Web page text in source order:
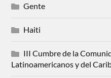
Gente
Haiti
III Cumbre de la
Latinoamericanos y del